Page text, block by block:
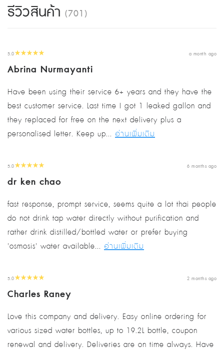
รีวิวสินค้า(701)
5.0 a month ago
Abrina Nurmayanti
Have been using their service 6+ years and they have the
best customer service. Last time I got 1 leaked gallon and
they replaced for free on the next delivery plus a
personalised letter. Keep up... อ่านเพิ่มเติม
5.0 6 months ago
dr ken chao
fast response, prompt service, seems quite a lot thai people
do not drink tap water directly without purification and
rather drink distilled/bottled water or prefer buying
'osmosis' water available... อ่านเพิ่มเติม
5.0 2 months ago
Charles Raney
Love this company and delivery. Easy online ordering for
various sized water bottles, up to 19.2L bottle, coupon
renewal and delivery. Deliveries are on time always. Have